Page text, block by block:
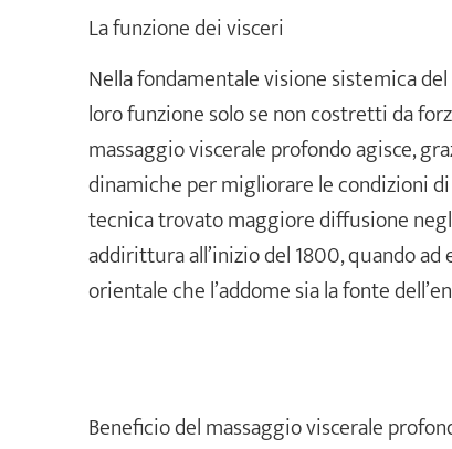
La funzione dei visceri
Nella fondamentale visione sistemica
loro funzione solo se non costretti da
massaggio viscerale profondo agisce,
dinamiche per migliorare le condizioni
tecnica trovato maggiore diffusione
addirittura all’inizio del 1800, quando
orientale che l’addome sia la fonte
Beneficio del massaggio viscerale